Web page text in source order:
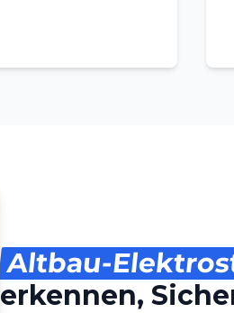
Altbau-
erkennen,